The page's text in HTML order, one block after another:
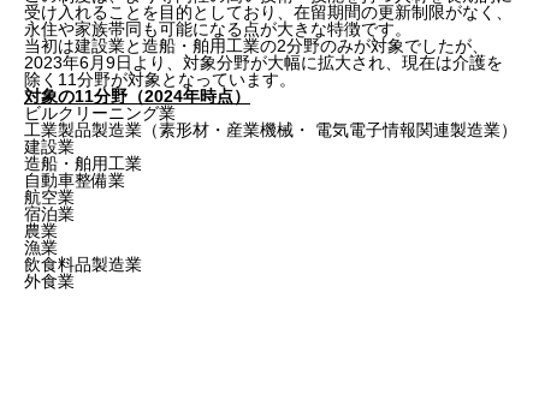
受け入れることを目的としており、在留期間の更新制限がなく、
永住や家族帯同も可能になる点が大きな特徴です。
当初は建設業と造船・舶用工業の2分野のみが対象でしたが、
2023年6月9日より、対象分野が大幅に拡大され、現在は介護を
除く11分野が対象となっています。
対象の11分野（2024年時点）
ビルクリーニング業
工業製品製造業（素形材・産業機械・ 電気電子情報関連製造業）
建設業
造船・舶用工業
自動車整備業
航空業
宿泊業
農業
漁業
飲食料品製造業
外食業